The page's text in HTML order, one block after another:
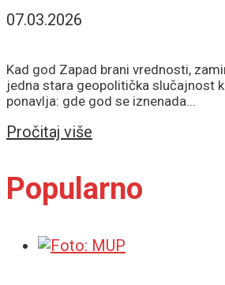
07.03.2026
Kad god Zapad brani vrednosti,
jedna stara geopolitička slučajnost
ponavlja: gde god se iznenada...
Pročitaj više
Popularno